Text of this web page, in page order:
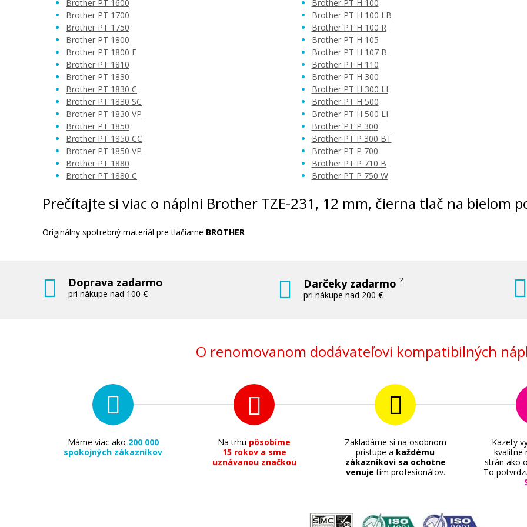
Brother PT 1600
Brother PT 1700
Brother PT 1750
Brother PT 1800
Brother PT 1800 E
Brother PT 1810
Brother PT 1830
Brother PT 1830 C
Brother PT 1830 SC
Brother PT 1830 VP
Brother PT 1850
Brother PT 1850 CC
Brother PT 1850 VP
Brother PT 1880
Brother PT 1880 C
Brother PT H 100
Brother PT H 100 LB
Brother PT H 100 R
Brother PT H 105
Brother PT H 107 B
Brother PT H 110
Brother PT H 300
Brother PT H 300 LI
Brother PT H 500
Brother PT H 500 LI
Brother PT P 300
Brother PT P 300 BT
Brother PT P 700
Brother PT P 710 B
Brother PT P 750 W
Prečítajte si viac o náplni Brother TZE-231, 12 mm, čierna tlač na bielom
Originálny spotrebný materiál pre tlačiarne BROTHER
Doprava zadarmo
pri nákupe nad 100 €
Darčeky zadarmo?
pri nákupe nad 200 €
O renomovanom dodávateľovi kompatibilných
Máme viac ako 200 000
spokojných zákazníkov
Na trhu pôsobíme
15 rokov a sme
uznávanou značkou
Zakladáme si na osobnom
prístupe a každému
zákazníkovi sa ochotne
venuje tím profesionálov.
Kazety
kvalitne
strán ako
To